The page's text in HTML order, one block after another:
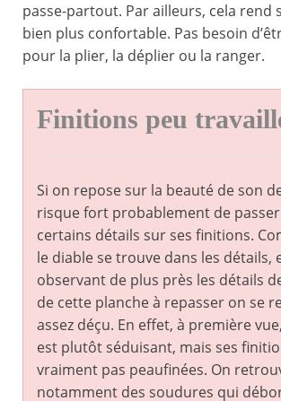
passe-partout. Par ailleurs, cela rend
bien plus confortable. Pas besoin
pour la plier, la déplier ou la ranger.
Finitions peu
Si on repose sur la beauté de son
risque fort probablement de
certains détails sur ses finitions.
le diable se trouve dans les détails,
observant de plus près les détails
de cette planche à repasser on se
assez déçu. En effet, à première
est plutôt séduisant, mais ses
vraiment pas peaufinées. On
notamment des soudures qui